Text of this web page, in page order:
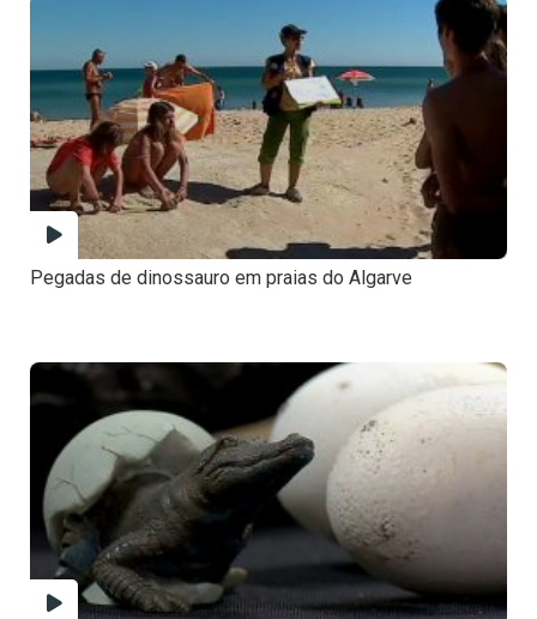
Pegadas de dinossauro em praias do Algarve